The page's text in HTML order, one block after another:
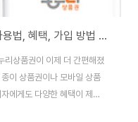
카드형 온누리상품권 완벽 가이드 [사용법, 혜택, 가입 방법 총정리]
리상품권이 이제 더 간편해졌
이 상품권이나 모바일 상품
에게도 다양한 혜택이 제공
, 가입 및 사용법, 혜택 등을